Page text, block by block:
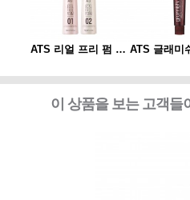
ATS 리얼 프리 펌 1제/2제
이 상품을 보는 고객들